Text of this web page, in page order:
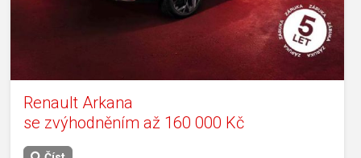
Renault Arkana
se zvýhodněním až 160 000 Kč